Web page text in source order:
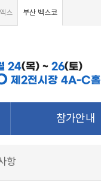
스 부산 벡스코
24(목) ~ 26(토)
제2전시장 4A-C홀
참가안내
항